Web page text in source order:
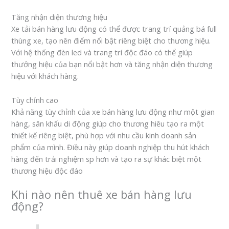
Tăng nhận diện thương hiệu
Xe tải bán hàng lưu động có thể được trang trí quảng bá full
thùng xe, tạo nên điểm nổi bật riêng biệt cho thương hiệu.
Với hệ thống đèn led và trang trí độc đáo có thể giúp
thưởng hiệu của bạn nổi bật hơn và tăng nhận diện thương
hiệu với khách hàng.
Tùy chỉnh cao
Khả năng tùy chỉnh của xe bán hàng lưu động như một gian
hàng, sân khấu di động giúp cho thương hiêu tạo ra một
thiết kế riêng biệt, phù hợp với nhu cầu kinh doanh sản
phẩm của mình. Điều này giúp doanh nghiệp thu hút khách
hàng đến trải nghiệm sp hơn và tạo ra sự khác biệt một
thương hiệu độc đáo
Khi nào nên thuê xe bán hàng lưu
động?